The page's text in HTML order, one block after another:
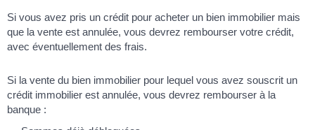
Si vous avez pris un crédit pour acheter un bien immobilier mais
que la vente est annulée, vous devrez rembourser votre crédit,
avec éventuellement des frais.
Si la vente du bien immobilier pour lequel vous avez souscrit un
crédit immobilier est annulée, vous devrez rembourser à la
banque :